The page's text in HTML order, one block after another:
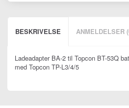
BESKRIVELSE ANMELDELSER
Ladeadapter BA-2 til Topcon BT-53Q
med Topcon TP-L3/4/5